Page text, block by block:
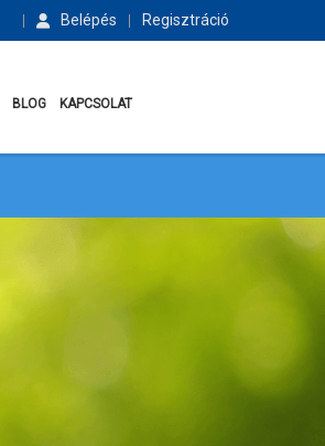
Belépés Regisztráció
BLOG KAPCSOLAT